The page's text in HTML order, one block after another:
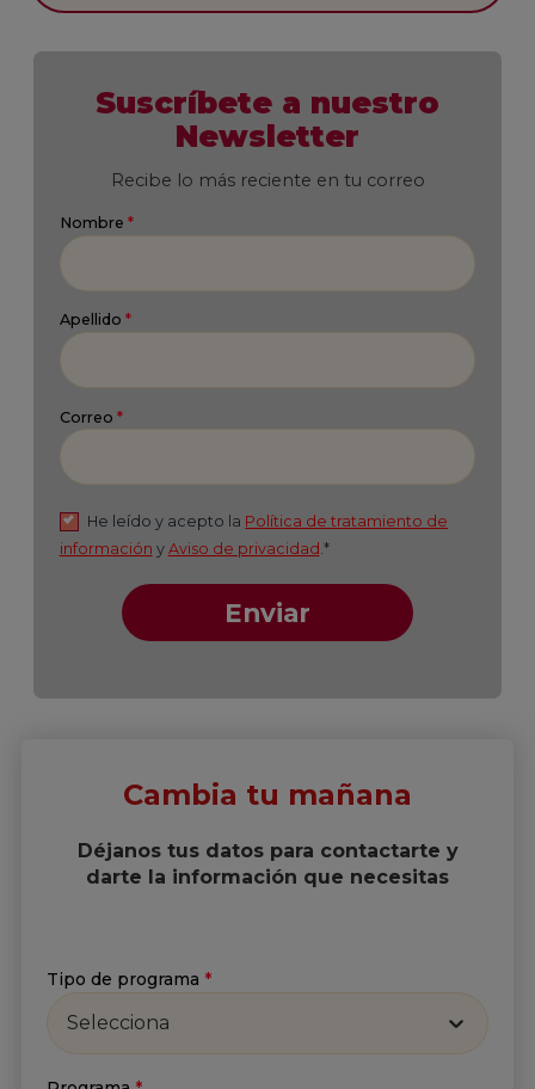
Cambia tu mañana
Déjanos tus datos para contactarte y
darte la información que necesitas
Tipo de programa *
Selecciona